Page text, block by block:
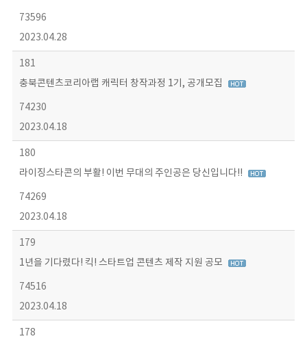
73596
2023.04.28
181
충북콘텐츠코리아랩 캐릭터 창작과정 1기, 공개모집
74230
2023.04.18
180
라이징스타콘의 부활! 이번 무대의 주인공은 당신입니다!!
74269
2023.04.18
179
1년을 기다렸다! 킥! 스타트업 콘텐츠 제작 지원 공모
74516
2023.04.18
178